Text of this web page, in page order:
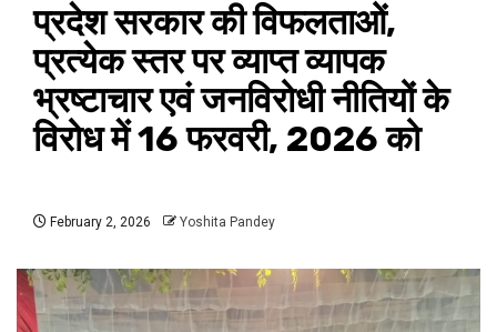
प्रदेश सरकार की विफलताओं,
प्रत्येक स्तर पर व्याप्त व्यापक
भ्रष्टाचार एवं जनविरोधी नीतियों के
विरोध में 16 फरवरी, 2026 को
February 2, 2026 Yoshita Pandey